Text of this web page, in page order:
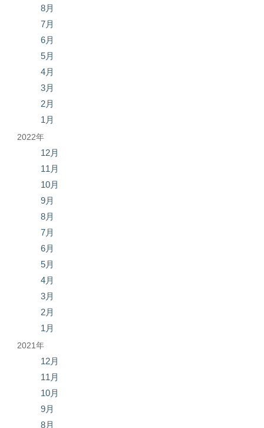
8月
7月
6月
5月
4月
3月
2月
1月
2022年
12月
11月
10月
9月
8月
7月
6月
5月
4月
3月
2月
1月
2021年
12月
11月
10月
9月
8月